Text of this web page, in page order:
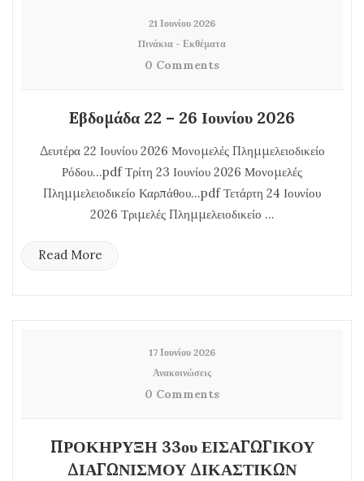
21 Ιουνίου 2026
Πινάκια - Εκθέματα
0 Comments
Eβδομάδα 22 – 26 Ιουνίου 2026
Δευτέρα 22 Ιουνίου 2026 Μονομελές Πλημμελειοδικείο
Ρόδου…pdf Τρίτη 23 Ιουνίου 2026 Μονομελές
Πλημμελειοδικείο Καρπάθου…pdf Τετάρτη 24 Ιουνίου
2026 Τριμελές Πλημμελειοδικείο ...
Read More
17 Ιουνίου 2026
Ανακοινώσεις
0 Comments
ΠΡΟΚΗΡΥΞΗ 33ου ΕΙΣΑΓΩΓΙΚΟΥ
ΔΙΑΓΩΝΙΣΜΟΥ ΔΙΚΑΣΤΙΚΩΝ